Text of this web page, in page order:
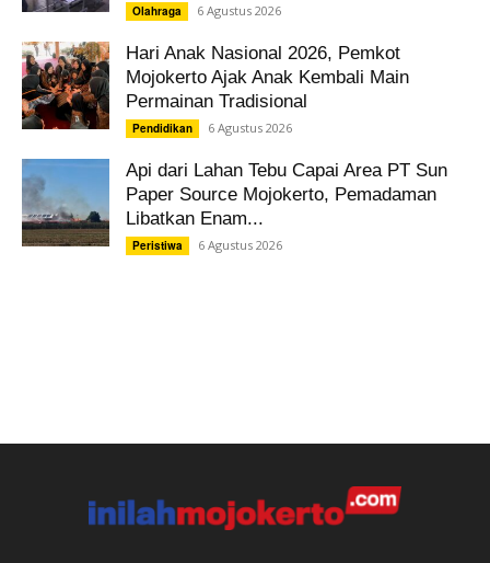
Olahraga 6 Agustus 2026
Hari Anak Nasional 2026, Pemkot
Mojokerto Ajak Anak Kembali Main
Permainan Tradisional
Pendidikan 6 Agustus 2026
Api dari Lahan Tebu Capai Area PT Sun
Paper Source Mojokerto, Pemadaman
Libatkan Enam...
Peristiwa 6 Agustus 2026